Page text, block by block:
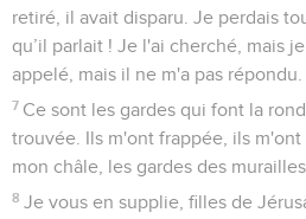
retiré, il avait disparu. Je perdais
qu’il parlait ! Je l'ai cherché, mais
appelé, mais il ne m'a pas répondu.
7 Ce sont les gardes qui font la
trouvée. Ils m'ont frappée, ils
mon châle, les gardes des murailles.
8 Je vous en supplie, filles de